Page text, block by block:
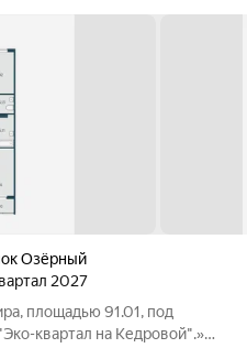
Озёрный
2027
площадью 91.01, под
квартал на Кедровой".»